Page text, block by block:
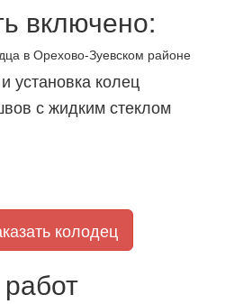
включено:
в Орехово-Зуевском районе
установка колец
с жидким стеклом
колодец